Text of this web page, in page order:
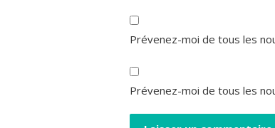
Prévenez-moi de tous les
Prévenez-moi de tous les